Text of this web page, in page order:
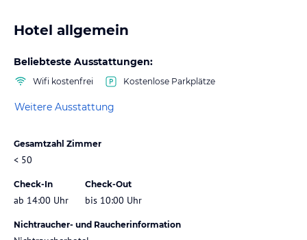
Hotel allgemein
Beliebteste Ausstattungen:
Wifi kostenfrei Kostenlose Parkplätze
Weitere Ausstattung
Gesamtzahl Zimmer
< 50
Check-In
ab 14:00 Uhr
Check-Out
bis 10:00 Uhr
Nichtraucher- und Raucherinformation